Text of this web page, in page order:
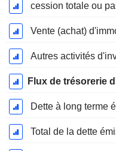
cession totale ou
Vente (achat)
Autres activités
Flux de trésorerie
Dette à long terme
Total de la dette